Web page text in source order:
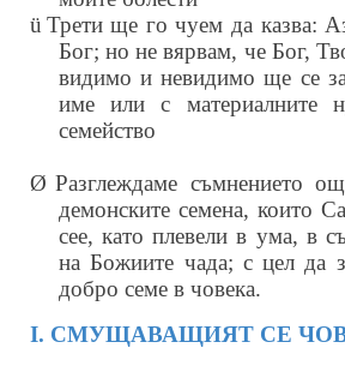
ü Трети ще го чуем да казва:
Бог; но не вярвам, че Бог,
видимо и невидимо ще се
име или с материалните
семейство
Ø Разглеждаме съмнението
демонските семена, които
сее, като плевели в ума, в
на Божиите чада; с цел да
добро семе в човека.
І. СМУЩАВАЩИЯТ СЕ